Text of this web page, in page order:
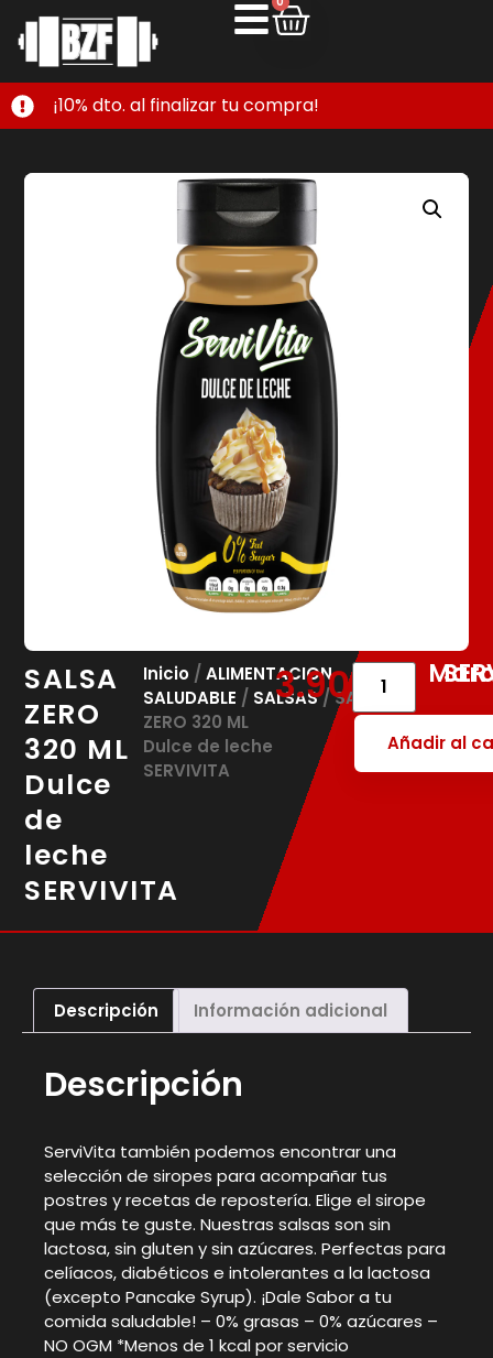
¡10% dto. al finalizar tu compra!
SALSA
ZERO
320 ML
Dulce
de
leche
SERVIVITA
Inicio/ALIMENTACION
SALUDABLE / SALSAS/ SALSA
ZERO 320 ML
Dulce de leche
SERVIVITA
3.90 €
Añadir al
Descripción Información adicional
Descripción
ServiVita también podemos encontrar una
selección de siropes para acompañar tus
postres y recetas de repostería. Elige el sirope
que más te guste. Nuestras salsas son sin
lactosa, sin gluten y sin azúcares. Perfectas para
celíacos, diabéticos e intolerantes a la lactosa
(excepto Pancake Syrup). ¡Dale Sabor a tu
comida saludable! – 0% grasas – 0% azúcares –
NO OGM *Menos de 1 kcal por servicio